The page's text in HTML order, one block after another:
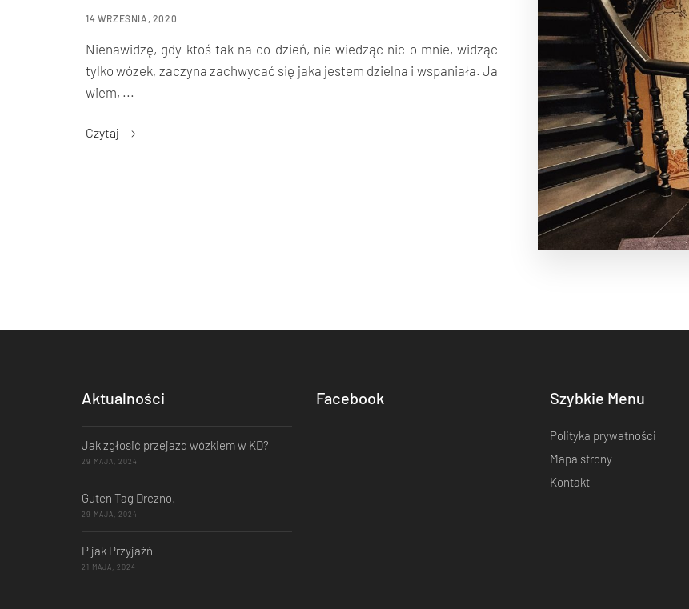
14 WRZEŚNIA, 2020
Nienawidzę, gdy ktoś tak na co dzień, nie wiedząc nic o mnie, widząc
tylko wózek, zaczyna zachwycać się jaka jestem dzielna i wspaniała. Ja
wiem, ...
Czytaj
Aktualności
Jak zgłosić przejazd wózkiem w KD?
29 MAJA, 2024
Guten Tag Drezno!
29 MAJA, 2024
P jak Przyjaźń
21 MAJA, 2024
Facebook Szybkie Menu
Polityka prywatności
Mapa strony
Kontakt